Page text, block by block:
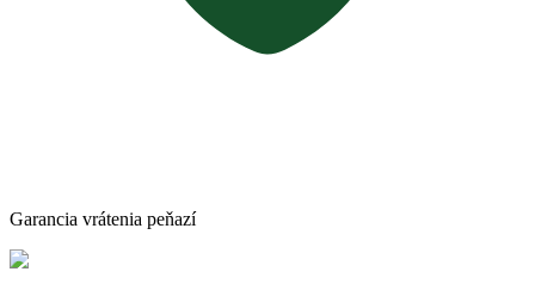
Garancia vrátenia peňazí